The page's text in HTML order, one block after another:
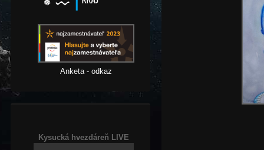
Anketa - odkaz
Kysucká hvezdáreň LIVE